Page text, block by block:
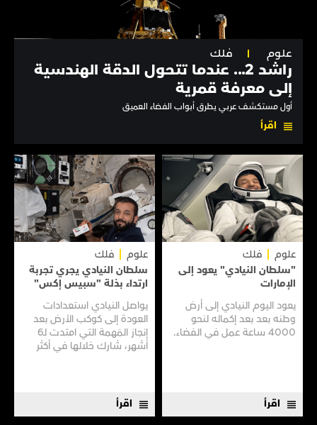
علوم فلك
راشد 2... عندما تتحول الدقة الهندسية
إلى معرفة قمرية
أول مستكشف عربي يطرق أبواب الفضاء العميق
اقرأ
علوم
فلك
"سلطان النيادي" يعود إلى
الإمارات
يعود اليوم النيادي إلى أرض
وطنه بعد بعد إكماله لنحو
4000 ساعة عمل في الفضاء.
اقرأ
علوم
فلك
سلطان النيادي يجري تجربة
ارتداء بذلة "سبيس إكس"
يواصل النيادي استعدادات
العودة إلى كوكب الأرض بعد
إنجاز المَهمة التي امتدت لـ6
أشهر، شارك خلالها في أكثر
اقرأ